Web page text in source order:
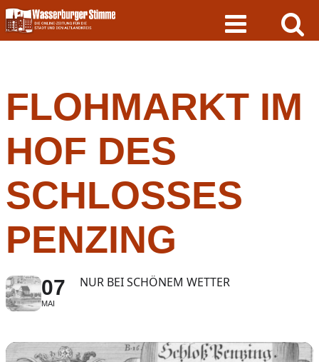
Skip
to
content
FLOHMARKT IM
HOF DES
SCHLOSSES
PENZING
07
MAI
NUR BEI SCHÖNEM WETTER